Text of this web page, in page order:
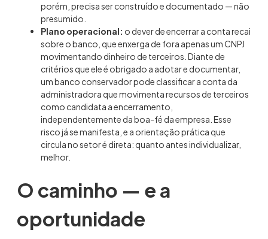
porém, precisa ser construído e documentado — não
presumido.
Plano operacional: o dever de encerrar a conta recai
sobre o banco, que enxerga de fora apenas um CNPJ
movimentando dinheiro de terceiros. Diante de
critérios que ele é obrigado a adotar e documentar,
um banco conservador pode classificar a conta da
administradora que movimenta recursos de terceiros
como candidata a encerramento,
independentemente da boa-fé da empresa. Esse
risco já se manifesta, e a orientação prática que
circula no setor é direta: quanto antes individualizar,
melhor.
O caminho — e a
oportunidade